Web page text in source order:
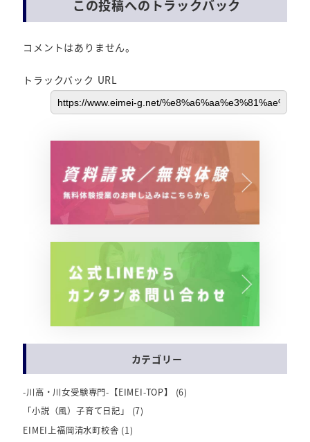
この投稿へのトラックバック
コメントはありません。
トラックバック URL
カテゴリー
-川高・川女受験専門-【EIMEI-TOP】
(6)
「小説（風）子育て日記」
(7)
EIMEI上福岡清水町校舎 (1)